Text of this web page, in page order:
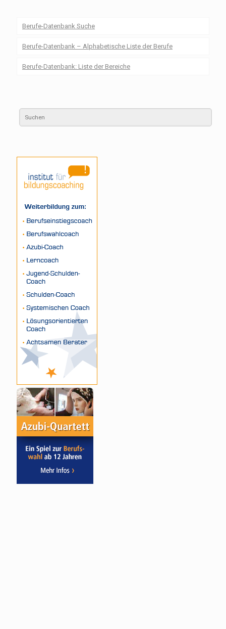
Berufe-Datenbank Suche
Berufe-Datenbank – Alphabetische Liste der Berufe
Berufe-Datenbank: Liste der Bereiche